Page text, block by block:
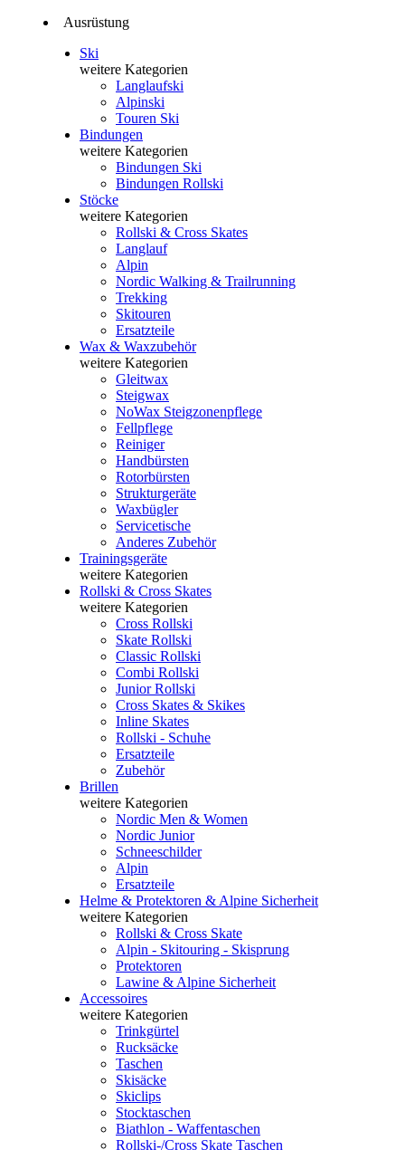
Ausrüstung
Ski
weitere Kategorien
Langlaufski
Alpinski
Touren Ski
Bindungen
weitere Kategorien
Bindungen Ski
Bindungen Rollski
Stöcke
weitere Kategorien
Rollski & Cross Skates
Langlauf
Alpin
Nordic Walking & Trailrunning
Trekking
Skitouren
Ersatzteile
Wax & Waxzubehör
weitere Kategorien
Gleitwax
Steigwax
NoWax Steigzonenpflege
Fellpflege
Reiniger
Handbürsten
Rotorbürsten
Strukturgeräte
Waxbügler
Servicetische
Anderes Zubehör
Trainingsgeräte
weitere Kategorien
Rollski & Cross Skates
weitere Kategorien
Cross Rollski
Skate Rollski
Classic Rollski
Combi Rollski
Junior Rollski
Cross Skates & Skikes
Inline Skates
Rollski - Schuhe
Ersatzteile
Zubehör
Brillen
weitere Kategorien
Nordic Men & Women
Nordic Junior
Schneeschilder
Alpin
Ersatzteile
Helme & Protektoren & Alpine Sicherheit
weitere Kategorien
Rollski & Cross Skate
Alpin - Skitouring - Skisprung
Protektoren
Lawine & Alpine Sicherheit
Accessoires
weitere Kategorien
Trinkgürtel
Rucksäcke
Taschen
Skisäcke
Skiclips
Stocktaschen
Biathlon - Waffentaschen
Rollski-/Cross Skate Taschen